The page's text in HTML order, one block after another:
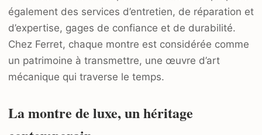
également des services d’entretien, de réparation et
d’expertise, gages de confiance et de durabilité.
Chez Ferret, chaque montre est considérée comme
un patrimoine à transmettre, une œuvre d’art
mécanique qui traverse le temps.
La montre de luxe, un héritage